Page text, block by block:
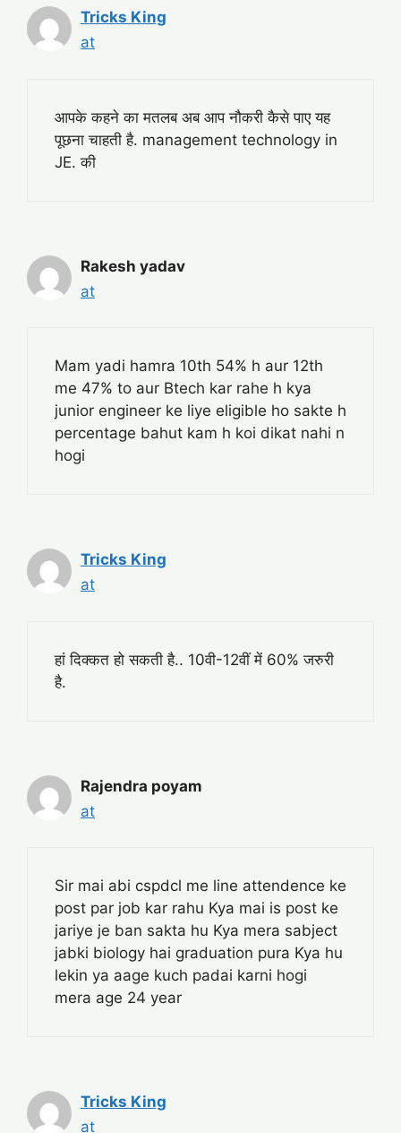
Tricks King
at
आपके कहने का मतलब अब आप नौकरी कैसे पाए यह
पूछना चाहती है. management technology in
JE. की
Rakesh yadav
at
Mam yadi hamra 10th 54% h aur 12th
me 47% to aur Btech kar rahe h kya
junior engineer ke liye eligible ho sakte h
percentage bahut kam h koi dikat nahi n
hogi
Tricks King
at
हां दिक्कत हो सकती है.. 10वी-12वीं में 60% जरुरी
है.
Rajendra poyam
at
Sir mai abi cspdcl me line attendence ke
post par job kar rahu Kya mai is post ke
jariye je ban sakta hu Kya mera sabject
jabki biology hai graduation pura Kya hu
lekin ya aage kuch padai karni hogi
mera age 24 year
Tricks King
at